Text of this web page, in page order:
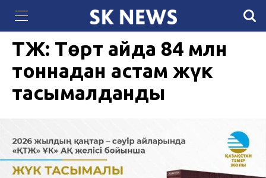
QazCloud расширил мощности дата-центра
для задач искусственного интеллекта
14 МАЯ 2026, 16:21 377
ҚТЖ: Төрт айда 84 млн
тоннадан астам жүк
тасымалданды